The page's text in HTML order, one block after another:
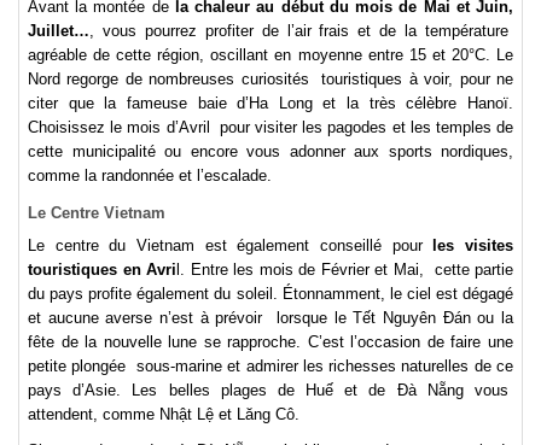
Avant la montée de la chaleur au début du mois de Mai et Juin,
Juillet… , vous pourrez profiter de l’air frais et de la température
agréable de cette région, oscillant en moyenne entre 15 et 20°C. Le
Nord regorge de nombreuses curiosités touristiques à voir, pour ne
citer que la fameuse baie d’Ha Long et la très célèbre Hanoï.
Choisissez le mois d’Avril pour visiter les pagodes et les temples de
cette municipalité ou encore vous adonner aux sports nordiques,
comme la randonnée et l’escalade.
Le Centre Vietnam
Le centre du Vietnam est également conseillé pourles visites
touristiques en Avril. Entre les mois de Février et Mai, cette partie
du pays profite également du soleil. Étonnamment, le ciel est dégagé
et aucune averse n’est à prévoir lorsque le Tết Nguyên Đán ou la
fête de la nouvelle lune se rapproche. C’est l’occasion de faire une
petite plongée sous-marine et admirer les richesses naturelles de ce
pays d’Asie. Les belles plages de Huế et de Ðà Nẵng vous
attendent, comme Nhật Lệ et Lăng Cô.